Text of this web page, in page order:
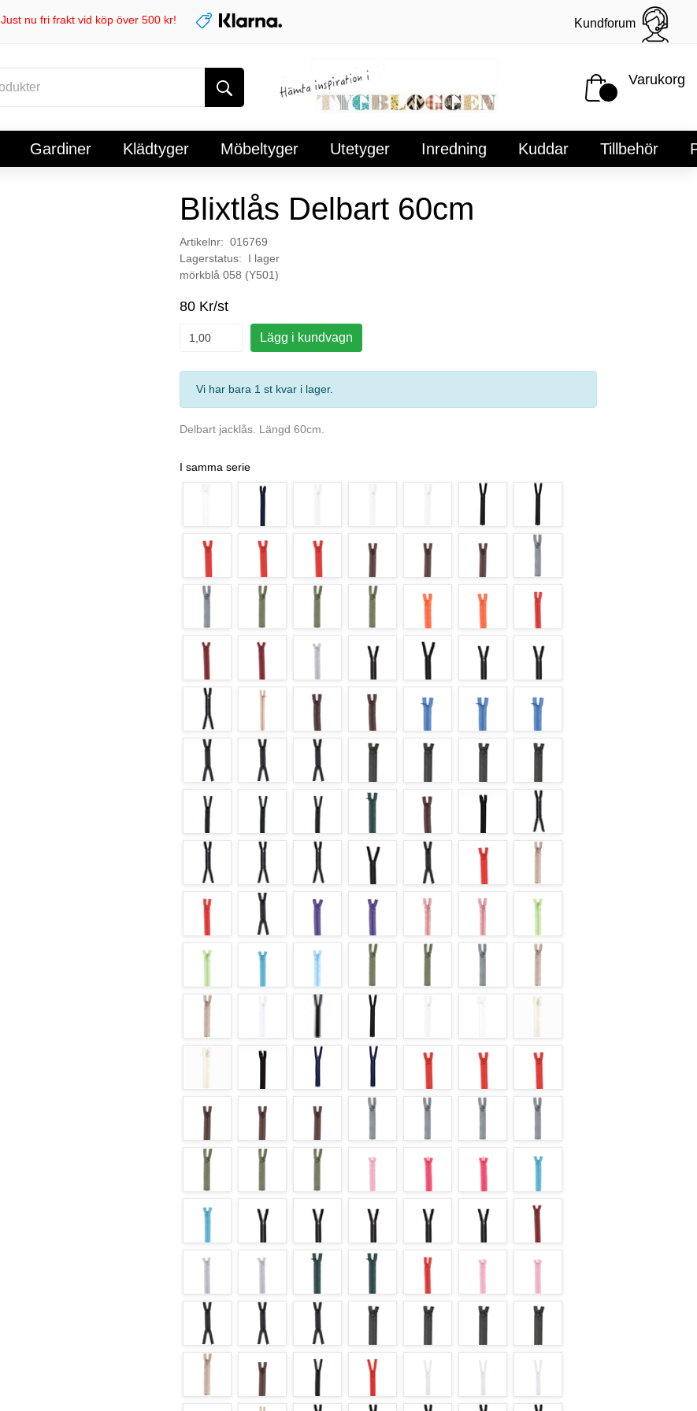
Just nu fri frakt vid köp över 500 kr! Kundforum
Varukorg
Gardiner Klädtyger Möbeltyger Utetyger Inredning Kuddar Tillbehör
Blixtlås Delbart 60cm
Artikelnr: 016769
Lagerstatus: I lager
mörkblå 058 (Y501)
80 Kr/st
Lägg i kundvagn
Vi har bara 1 st kvar i lager.
Delbart jacklås. Längd 60cm.
I samma serie